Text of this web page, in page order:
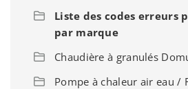
Liste des codes erreurs
par marque
Chaudière à granulés
Pompe à chaleur air eau /